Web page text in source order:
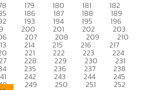
179 180 181 182
186 187 188 189
193 194 195 196
200 201 202 203
207 208 209 210
214 215 216 217
221 222 223 224
228 229 230 231
235 236 237 238
242 243 244 245
249 250 251 252